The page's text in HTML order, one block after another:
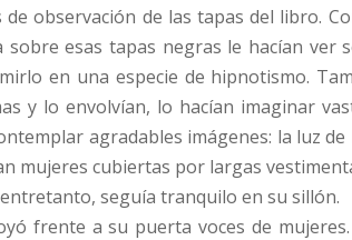
de observación de las tapas del libro.
sobre esas tapas negras le hacían ver
en una especie de hipnotismo.
y lo envolvían, lo hacían imaginar
agradables imágenes: la luz
mujeres cubiertas por largas
seguía tranquilo en su sillón.
frente a su puerta voces de